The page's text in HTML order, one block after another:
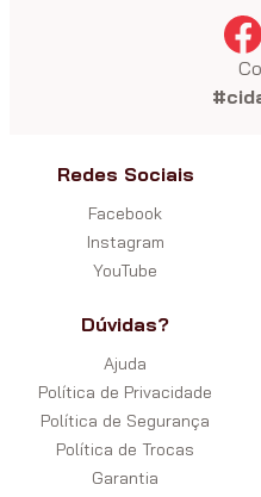
Redes Sociais
Facebook
Instagram
YouTube
Dúvidas?
Ajuda
Política de Privacidade
Política de Segurança
Política de Trocas
Garantia